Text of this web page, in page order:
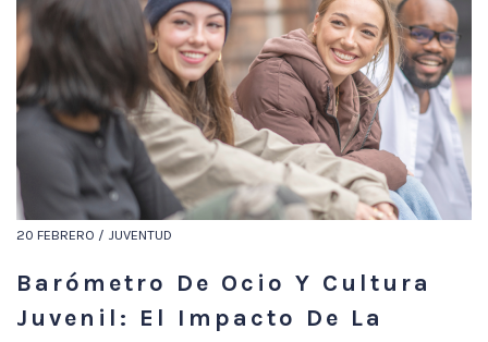
20 FEBRERO / JUVENTUD
Barómetro De Ocio Y Cultura
Juvenil: El Impacto De La